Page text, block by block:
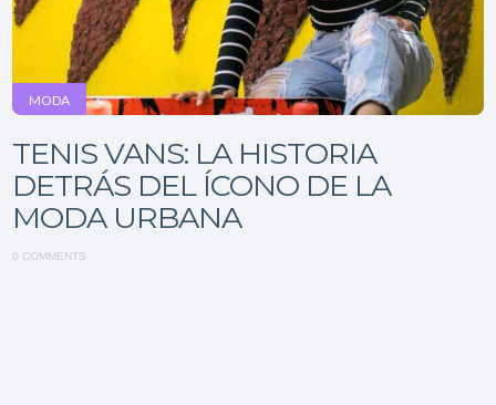
MODA
TENIS VANS: LA HISTORIA
DETRÁS DEL ÍCONO DE LA
MODA URBANA
0 COMMENTS